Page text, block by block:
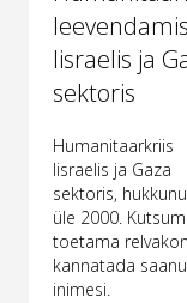
Iisraelis ja
sektoris
Humanitaarkriis
Iisraelis ja Gaza
sektoris,
üle 2000.
toetama
kannatada
inimesi.